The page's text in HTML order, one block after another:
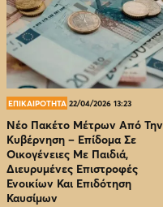
ΕΠΙΚΑΙΡΟΤΗΤΑ 22/04/2026 13:23
Νέο Πακέτο Μέτρων Από Την
Κυβέρνηση – Επίδομα Σε
Οικογένειες Με Παιδιά,
Διευρυμένες Επιστροφές
Ενοικίων Και Επιδότηση
Καυσίμων